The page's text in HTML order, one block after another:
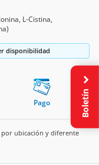
L-Cistina,
disponibilidad
Pago
por ubicación y diferente
Boletín